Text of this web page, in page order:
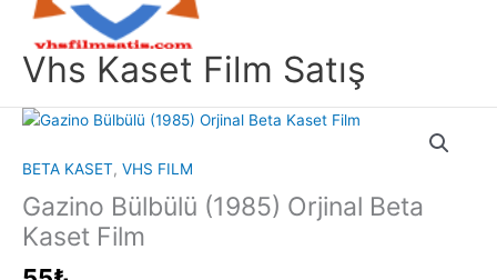
Vhs Kaset Film Satış
BETA KASET, VHS FILM
Gazino Bülbülü (1985) Orjinal Beta
Kaset Film